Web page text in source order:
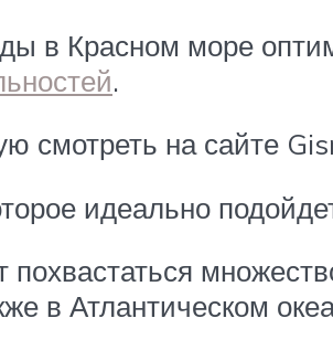
в Красном море
.
смотреть на сайте
идеально
похвастаться
в Атлантическом